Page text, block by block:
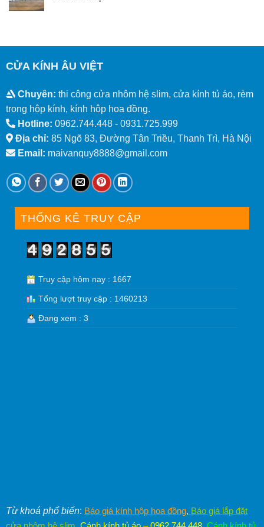
CỬA KÍNH ÂU VIỆT
Chuyên: thi công cửa nhôm hệ slim, cửa kính tủ áo, rèm
trong hộp kính, kính hộp hoa đồng.
Hotline: 0962.744.448 - 0931.725.999
Địa chỉ: 85 Ngõ 83, Đường Tân Triều, Thanh Trì, Hà Nội
Email: maivanquy8888@gmail.com
THỐNG KÊ TRUY CẬP
Truy cập hôm nay : 1667
Tổng lượt truy cập : 1460213
Đang xem : 3
Từ khoá phổ biến: Báo giá kính hộp hoa đồng, Báo giá lắp đặt